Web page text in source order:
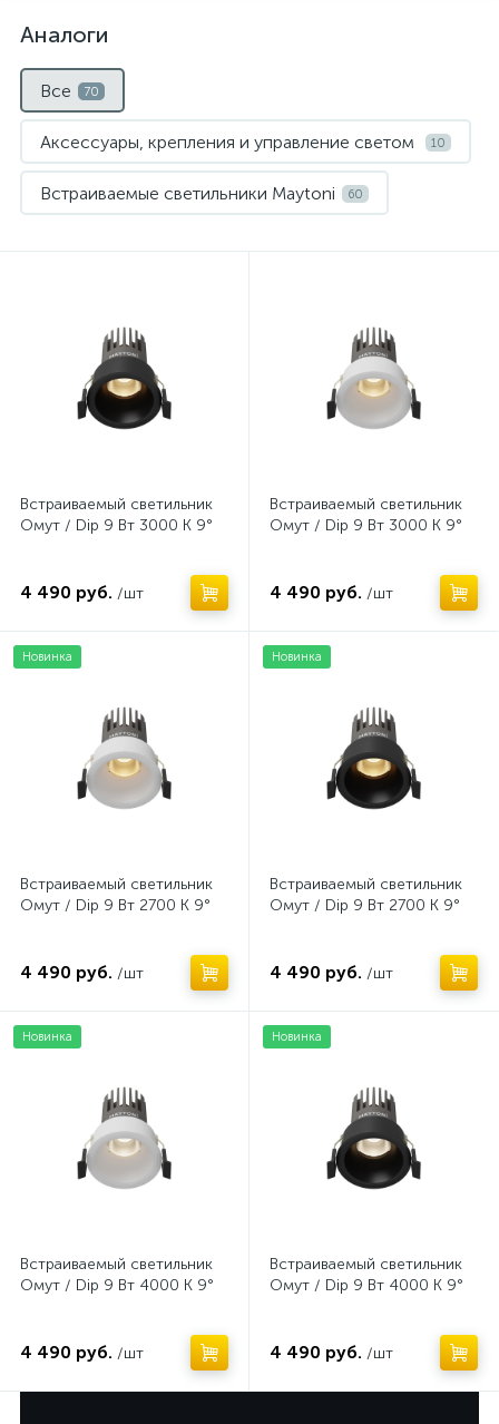
Аналоги
Все 70
Аксессуары, крепления и управление светом 10
Встраиваемые светильники Maytoni 60
Встраиваемый светильник
Омут / Dip 9 Вт 3000 К 9°
4 490 руб. /шт
Встраиваемый светильник
Омут / Dip 9 Вт 3000 К 9°
4 490 руб. /шт
Новинка
Встраиваемый светильник
Омут / Dip 9 Вт 2700 К 9°
4 490 руб. /шт
Новинка
Встраиваемый светильник
Омут / Dip 9 Вт 2700 К 9°
4 490 руб. /шт
Новинка
Встраиваемый светильник
Омут / Dip 9 Вт 4000 К 9°
4 490 руб. /шт
Новинка
Встраиваемый светильник
Омут / Dip 9 Вт 4000 К 9°
4 490 руб. /шт